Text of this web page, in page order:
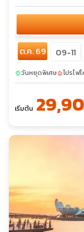
ต.ค. 69 09-11
sunnyวันหยุดพิเศษlocal_fire_departmentโปรไฟ
เริ่มต้น